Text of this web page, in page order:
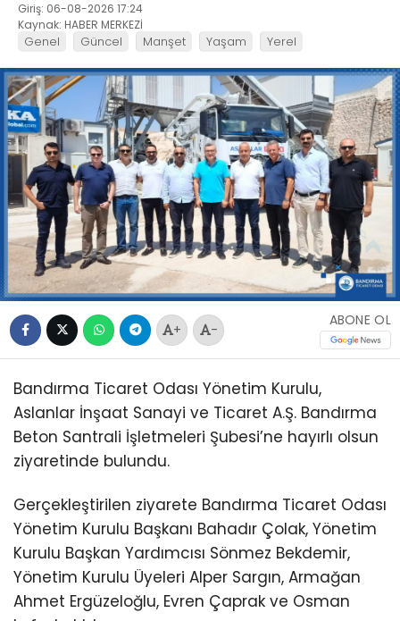
Giriş: 06-08-2026 17:24
Kaynak: HABER MERKEZİ
Genel Güncel Manşet Yaşam Yerel
+ -
ABONE OL
Bandırma Ticaret Odası Yönetim Kurulu,
Aslanlar İnşaat Sanayi ve Ticaret A.Ş. Bandırma
Beton Santrali İşletmeleri Şubesi’ne hayırlı olsun
ziyaretinde bulundu.
Gerçekleştirilen ziyarete Bandırma Ticaret Odası
Yönetim Kurulu Başkanı Bahadır Çolak, Yönetim
Kurulu Başkan Yardımcısı Sönmez Bekdemir,
Yönetim Kurulu Üyeleri Alper Sargın, Armağan
Ahmet Ergüzeloğlu, Evren Çaprak ve Osman